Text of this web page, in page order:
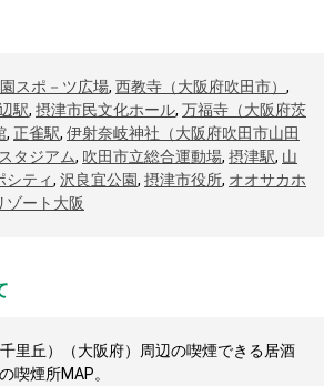
スポ－ツ広場, 西教寺（大阪府吹田市） ,
駅, 摂津市民文化ホール, 万福寺（大阪府茨
, 正雀駅, 伊射奈岐神社（大阪府吹田市山田
タジアム, 吹田市立総合運動場, 摂津駅, 山
シティ, 沢良宜公園, 摂津市役所, オオサカホ
ゾート大阪
里丘）（大阪府）周辺の喫煙できる居酒
喫煙所MAP。